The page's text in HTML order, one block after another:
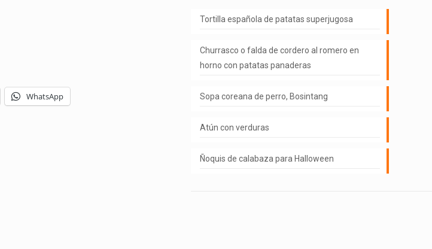
WhatsApp
Tortilla española de patatas superjugosa
Churrasco o falda de cordero al romero en
horno con patatas panaderas
Sopa coreana de perro, Bosintang
Atún con verduras
Ñoquis de calabaza para Halloween